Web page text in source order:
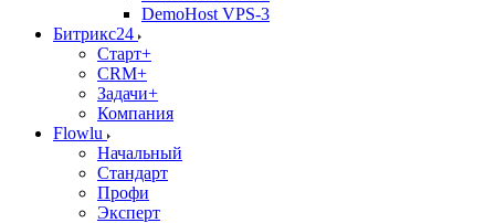
DemoHost VPS-3
Битрикс24
Старт+
CRM+
Задачи+
Компания
Flowlu
Начальный
Стандарт
Профи
Эксперт